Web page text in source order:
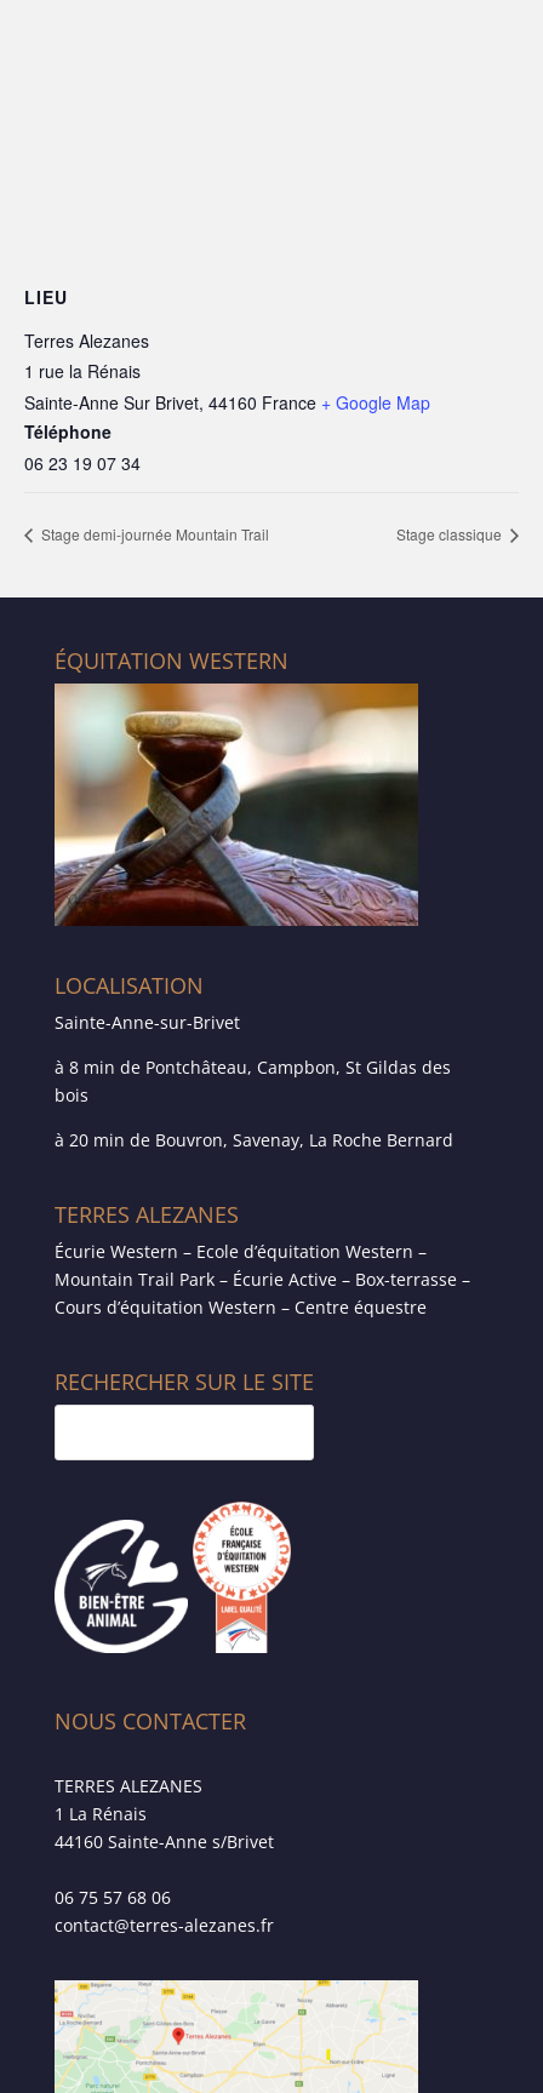
LIEU
Terres Alezanes
1 rue la Rénais
Sainte-Anne Sur Brivet, 44160 France + Google Map
Téléphone
06 23 19 07 34
Stage demi-journée Mountain Trail Stage classique
ÉQUITATION WESTERN
LOCALISATION
Sainte-Anne-sur-Brivet
à 8 min de Pontchâteau, Campbon, St Gildas des
bois
à 20 min de Bouvron, Savenay, La Roche Bernard
TERRES ALEZANES
Écurie Western – Ecole d’équitation Western –
Mountain Trail Park – Écurie Active – Box-terrasse –
Cours d’équitation Western – Centre équestre
RECHERCHER SUR LE SITE
NOUS CONTACTER
TERRES ALEZANES
1 La Rénais
44160 Sainte-Anne s/Brivet
06 75 57 68 06
contact@terres-alezanes.fr